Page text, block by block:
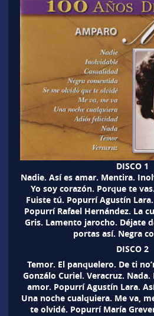
DISCO 1
Nadie. Así es amar. Mentira.
Yo soy corazón. Porque te
Fuiste tú. Popurrí Agustín
Popurrí Rafael Hernández. La
Gris. Lamento jarocho. Déjate
portas así. Negra
DISCO 2
Temor. El panquelero. De ti
Gonzálo Curiel. Veracruz.
amor. Popurrí Agustín Lara.
Una noche cualquiera. Me va,
te olvidé. Popurrí María